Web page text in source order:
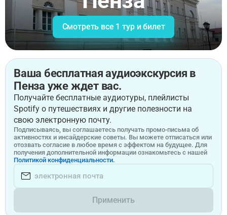
Смотреть все 1 тур и билет
Ваша бесплатная аудиоэкскурсия в
Пенза уже ждет вас.
Получайте бесплатные аудиотуры, плейлисты
Spotify о путешествиях и другие полезности на
свою электронную почту.
Подписываясь, вы соглашаетесь получать промо-письма об
активностях и инсайдерские советы. Вы можете отписаться или
отозвать согласие в любое время с эффектом на будущее. Для
получения дополнительной информации ознакомьтесь с нашей
Политикой конфиденциальности.
Применить